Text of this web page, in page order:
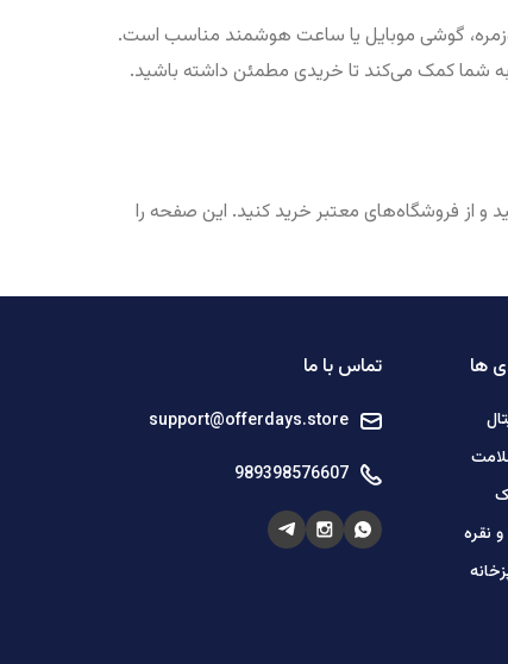
روزمره، گوشی موبایل یا ساعت هوشمند مناسب است.
به شما کمک می‌کند تا خریدی مطمئن داشته باشید.
از فروشگاه‌های معتبر خرید کنید. این صفحه را
ها
نقره
تماس با ما
support@offerdays.store
989398576607